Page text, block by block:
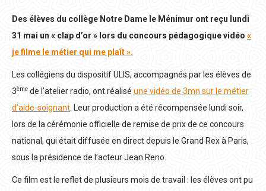
Des élèves du collège Notre Dame le Ménimur ont reçu lundi
31 mai un « clap d’or » lors du concours pédagogique vidéo «
je filme le métier qui me plaît ».
Les collégiens du dispositif ULIS, accompagnés par les élèves de
3ème de l’atelier radio, ont réalisé une vidéo de 3mn sur le métier
d’aide-soignant . Leur production a été récompensée lundi soir,
lors de la cérémonie officielle de remise de prix de ce concours
national, qui était diffusée en direct depuis le Grand Rex à Paris,
sous la présidence de l’acteur Jean Reno.
Ce film est le reflet de plusieurs mois de travail : les élèves ont pu